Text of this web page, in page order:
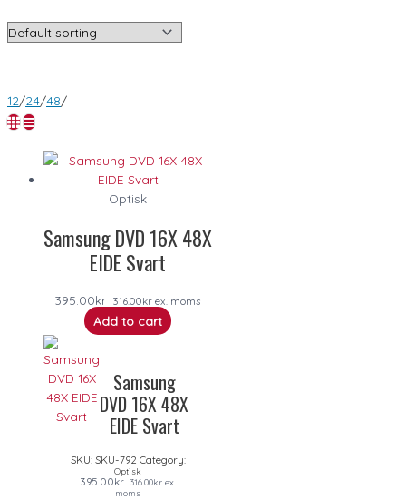
12/24/48/
Optisk
Samsung DVD 16X 48X
EIDE Svart
395.00kr 316.00kr ex. moms
Add to cart
Samsung
DVD 16X 48X
EIDE Svart
SKU: SKU-792 Category:
Optisk
395.00kr 316.00kr ex.
moms